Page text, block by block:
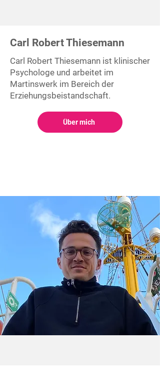
Carl Robert Thiesemann
Carl Robert Thiesemann ist klinischer
Psychologe und arbeitet im
Martinswerk im Bereich der
Erziehungsbeistandschaft.
Über mich